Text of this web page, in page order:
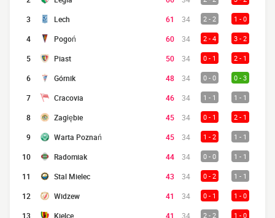
3 Lech 61 34 2 - 2 1 - 0
4 Pogoń 60 34 2 - 4 3 - 2
5 Piast 50 34 0 - 1 2 - 1
6 Górnik 48 34 0 - 0 0 - 3
7 Cracovia 46 34 1 - 1 1 - 1
8 Zagłębie 45 34 0 - 1 2 - 1
9 Warta Poznań 45 34 1 - 2 1 - 1
10 Radomiak 44 34 0 - 0 1 - 1
11 Stal Mielec 43 34 0 - 2 1 - 1
12 Widzew 41 34 0 - 1 1 - 0
13 Kielce 41 34 2 - 2 1 - 0